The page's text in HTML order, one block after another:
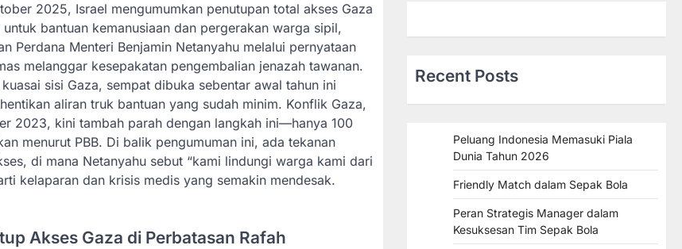
2025, Israel mengumumkan penutupan total akses Gaza
bantuan kemanusiaan dan pergerakan warga sipil,
Perdana Menteri Benjamin Netanyahu melalui pernyataan
melanggar kesepakatan pengembalian jenazah tawanan.
sisi Gaza, sempat dibuka sebentar awal tahun ini
aliran truk bantuan yang sudah minim. Konflik Gaza,
2023, kini tambah parah dengan langkah ini—hanya 100
menurut PBB. Di balik pengumuman ini, ada tekanan
di mana Netanyahu sebut “kami lindungi warga kami dari
kelaparan dan krisis medis yang semakin mendesak.
Akses Gaza di Perbatasan Rafah
Recent Posts
Peluang Indonesia Memasuki Piala
Dunia Tahun 2026
Friendly Match dalam Sepak Bola
Peran Strategis Manager dalam
Kesuksesan Tim Sepak Bola